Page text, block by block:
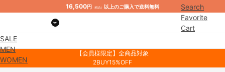
16,500円 （税込） 以上のご購入で送料無料
Search
Favorite
Cart
SALE
MEN
WOMEN
【会員様限定】全商品対象
2BUY15%OFF